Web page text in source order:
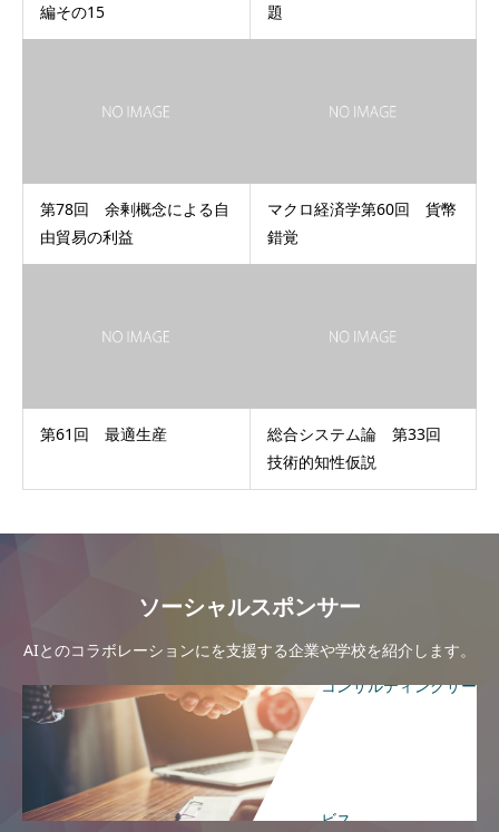
編その15
題
第78回 余剰概念による自
由貿易の利益
マクロ経済学第60回 貨幣
錯覚
第61回 最適生産
総合システム論 第33回
技術的知性仮説
ソーシャルスポンサー
AIとのコラボレーションにを支援する企業や学校を紹介します。
コンサルティングサー
ビス